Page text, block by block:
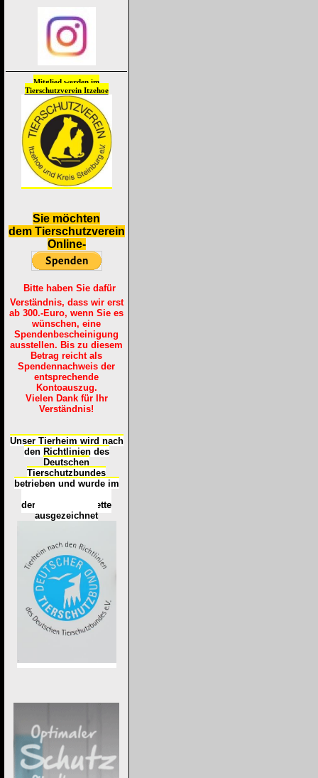
Mitglied werden im
Tierschutzverein Itzehoe
Sie möchten
dem Tierschutzverein
Online-
Bitte haben Sie dafür
Verständnis, dass wir erst
ab 300.-Euro, wenn Sie es
wünschen, eine
Spendenbescheinigung
ausstellen. Bis zu diesem
Betrag reicht als
Spendennachweis der
entsprechende
Kontoauszug.
Vielen Dank für Ihr
Verständnis!
Unser Tierheim wird nach
den Richtlinien des
Deutschen
Tierschutzbundes
betrieben und wurde im
der
Tierheimplakette
ausgezeichnet